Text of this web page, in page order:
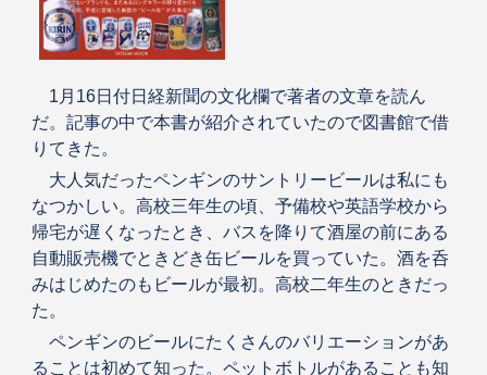
1月16日付日経新聞の文化欄で著者の文章を読ん
だ。記事の中で本書が紹介されていたので図書館で借
りてきた。
大人気だったペンギンのサントリービールは私にも
なつかしい。高校三年生の頃、予備校や英語学校から
帰宅が遅くなったとき、バスを降りて酒屋の前にある
自動販売機でときどき缶ビールを買っていた。酒を呑
みはじめたのもビールが最初。高校二年生のときだっ
た。
ペンギンのビールにたくさんのバリエーションがあ
ることは初めて知った。ペットボトルがあることも知